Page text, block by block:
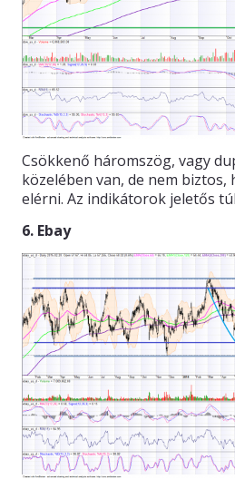
Csökkenő háromszög, vagy
közelében van, de nem biztos,
elérni. Az indikátorok jeletős
6. Ebay